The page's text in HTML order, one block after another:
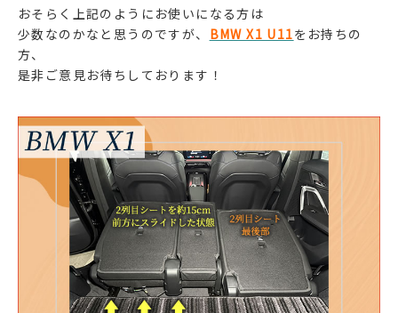
おそらく上記のようにお使いになる方は
少数なのかなと思うのですが、 BMW X1 U11をお持ちの
方、
是非ご意見お待ちしております！